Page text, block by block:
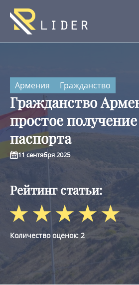
Армения Гражданство
Гражданство
простое
паспорта
11 сентября 2025
Рейтинг статьи:
Количество оценок:2